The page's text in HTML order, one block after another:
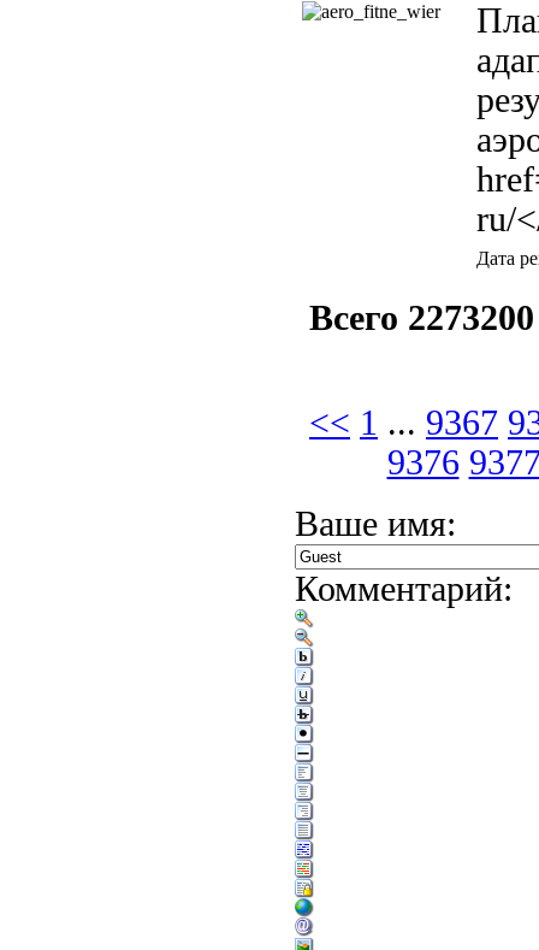
ru/
Дата
Всего
<< 1 ... 9367
9376
Ваше имя:
Комментарий: